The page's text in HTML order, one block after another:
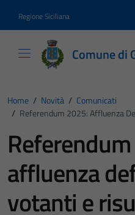
Regione Siciliana
Comune di
Home / Novità / Comunicati
/ Referendum 2025: Affluenza
affluenza
votanti e